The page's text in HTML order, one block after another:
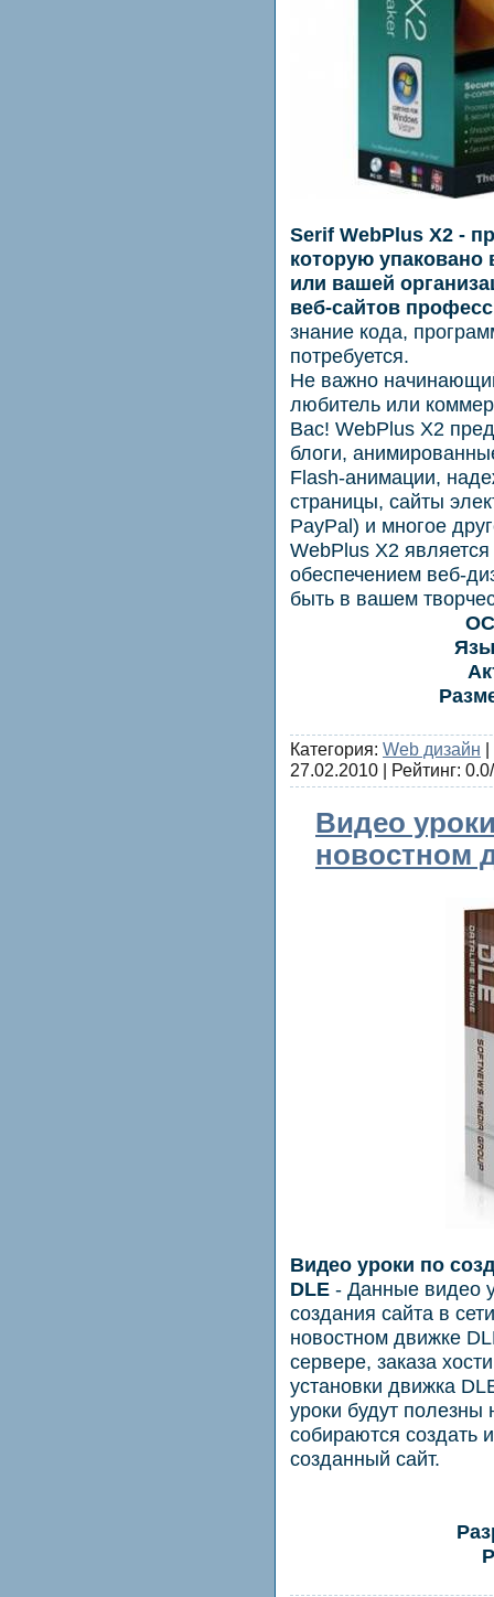
Serif WebPlus X2 -
которую упаковано
или вашей
веб-сайтов
знание кода,
потребуется.
Не важно
любитель или
Вас! WebPlus X2
блоги,
Flash-анимации,
страницы, сайты
PayPal) и многое
WebPlus X2
обеспечением веб-
быть в вашем
Категория: Web дизайн |
27.02.2010 | Рейтинг:
Видео
новостном
Видео уроки по
DLE - Данные видео
создания сайта в
новостном движке
сервере, заказа
установки движка
уроки будут
собираются создать
созданный сайт.